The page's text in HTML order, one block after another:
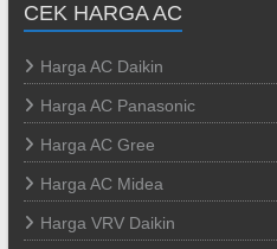
CEK HARGA AC
Harga AC Daikin
Harga AC Panasonic
Harga AC Gree
Harga AC Midea
Harga VRV Daikin